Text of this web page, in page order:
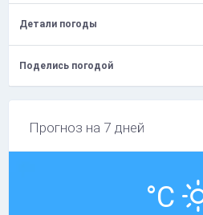
Детали погоды
Поделись погодой
Прогноз на 7 дней
°C